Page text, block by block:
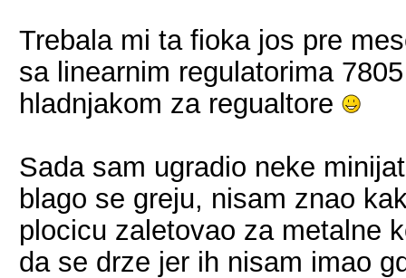
Trebala mi ta fioka jos pre
sa linearnim regulatorima
hladnjakom za regualtore
Sada sam ugradio neke
blago se greju, nisam znao
plocicu zaletovao za metalne
da se drze jer ih nisam imao